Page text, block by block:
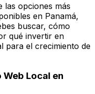
las opciones más
en Panamá,
buscar, cómo
qué invertir en
para el crecimiento de
Local en